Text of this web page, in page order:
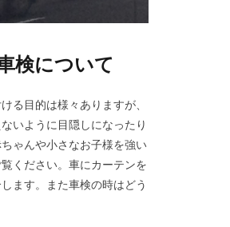
検について
る目的は様々ありますが、
いように目隠しになったり
ゃんや小さなお子様を強い
ください。車にカーテンを
ます。また車検の時はどう